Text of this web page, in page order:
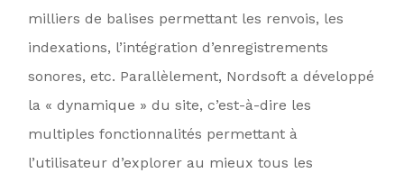
milliers de balises permettant les renvois, les
indexations, l’intégration d’enregistrements
sonores, etc. Parallèlement, Nordsoft a développé
la « dynamique » du site, c’est-à-dire les
multiples fonctionnalités permettant à
l’utilisateur d’explorer au mieux tous les